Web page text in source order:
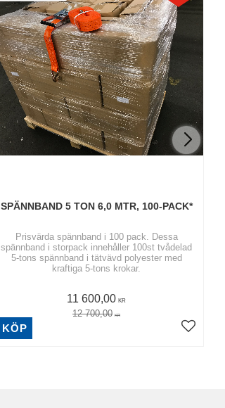
SPÄNNBAND 5 TON 6,0 MTR, 100-PACK*
Prisvärda spännband i 100 pack. Dessa
spännband i storpack innehåller 100st tvådelad
5-tons spännband i tätvävd polyester med
kraftiga 5-tons krokar.
11 600,00 KR
12 700,00 KR
KÖP